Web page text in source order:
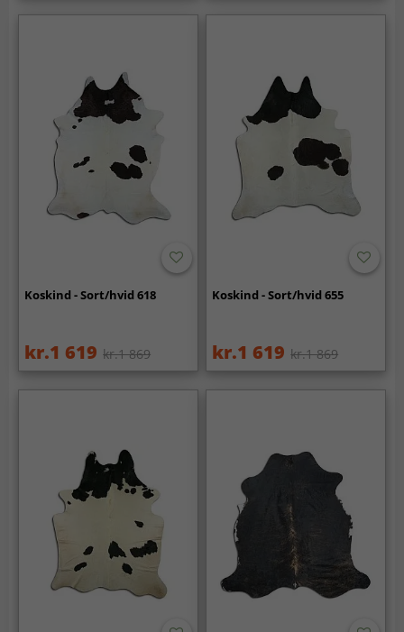
Koskind - Sort/hvid 618
kr.1 619 kr.1 869
Koskind - Sort/hvid 655
kr.1 619 kr.1 869